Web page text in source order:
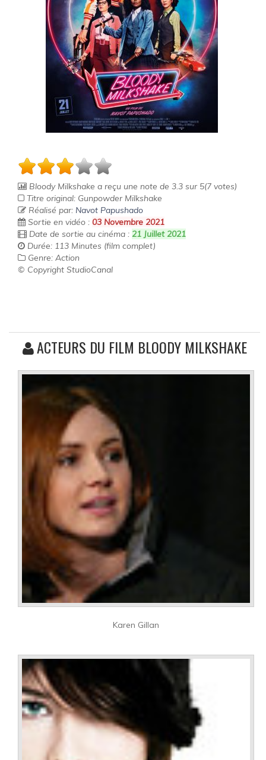
Bloody Milkshake a reçu une note de 3.3 sur 5(7 votes)
Titre original: Gunpowder Milkshake
Réalisé par: Navot Papushado
Sortie en vidéo : 03 Novembre 2021
Date de sortie au cinéma : 21 Juillet 2021
Durée: 113 Minutes (film complet)
Genre: Action
© Copyright StudioCanal
ACTEURS DU FILM BLOODY MILKSHAKE
Karen Gillan